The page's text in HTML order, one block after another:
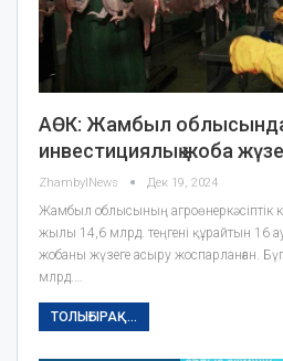
АӨК: Жамбыл облысында
инвестициялық жоба
ZhambylNews Дек 19, 2024
Жамбыл облысының агроөнеркәсіптік
жылы 14,6 млрд. теңгені құрайтын 16
жобаны жүзеге асыру жоспарланған.
млрд.…
ТОЛЫҒЫРАҚ...